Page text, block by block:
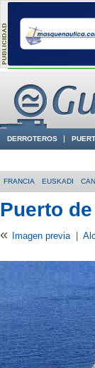
DERROTEROS
FRANCIA EUSKADI
Puerto
« Imagen previa |